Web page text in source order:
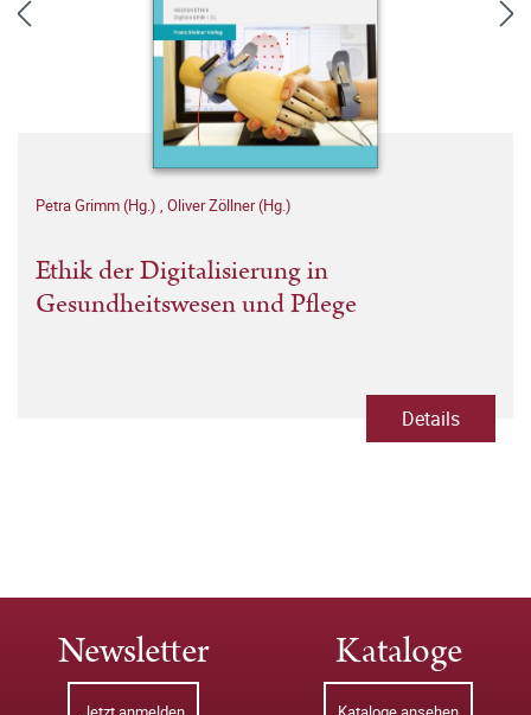
Petra Grimm (Hg.) , Oliver Zöllner (Hg.)
Ethik der Digitalisierung in
Gesundheitswesen und Pflege
Details
Newsletter Kataloge